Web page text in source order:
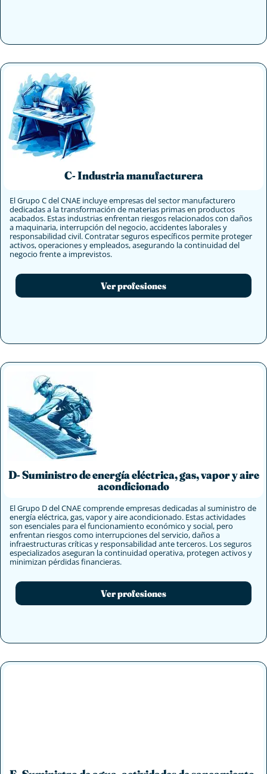
C- Industria manufacturera
El Grupo C del CNAE incluye empresas del sector manufacturero
dedicadas a la transformación de materias primas en productos
acabados. Estas industrias enfrentan riesgos relacionados con daños
a maquinaria, interrupción del negocio, accidentes laborales y
responsabilidad civil. Contratar seguros específicos permite proteger
activos, operaciones y empleados, asegurando la continuidad del
negocio frente a imprevistos.
Ver profesiones
D- Suministro de energía eléctrica, gas, vapor y aire
acondicionado
El Grupo D del CNAE comprende empresas dedicadas al suministro de
energía eléctrica, gas, vapor y aire acondicionado. Estas actividades
son esenciales para el funcionamiento económico y social, pero
enfrentan riesgos como interrupciones del servicio, daños a
infraestructuras críticas y responsabilidad ante terceros. Los seguros
especializados aseguran la continuidad operativa, protegen activos y
minimizan pérdidas financieras.
Ver profesiones